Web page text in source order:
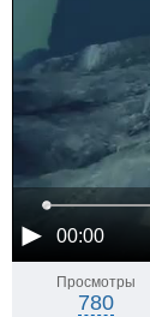
00:00
Просмотры
780